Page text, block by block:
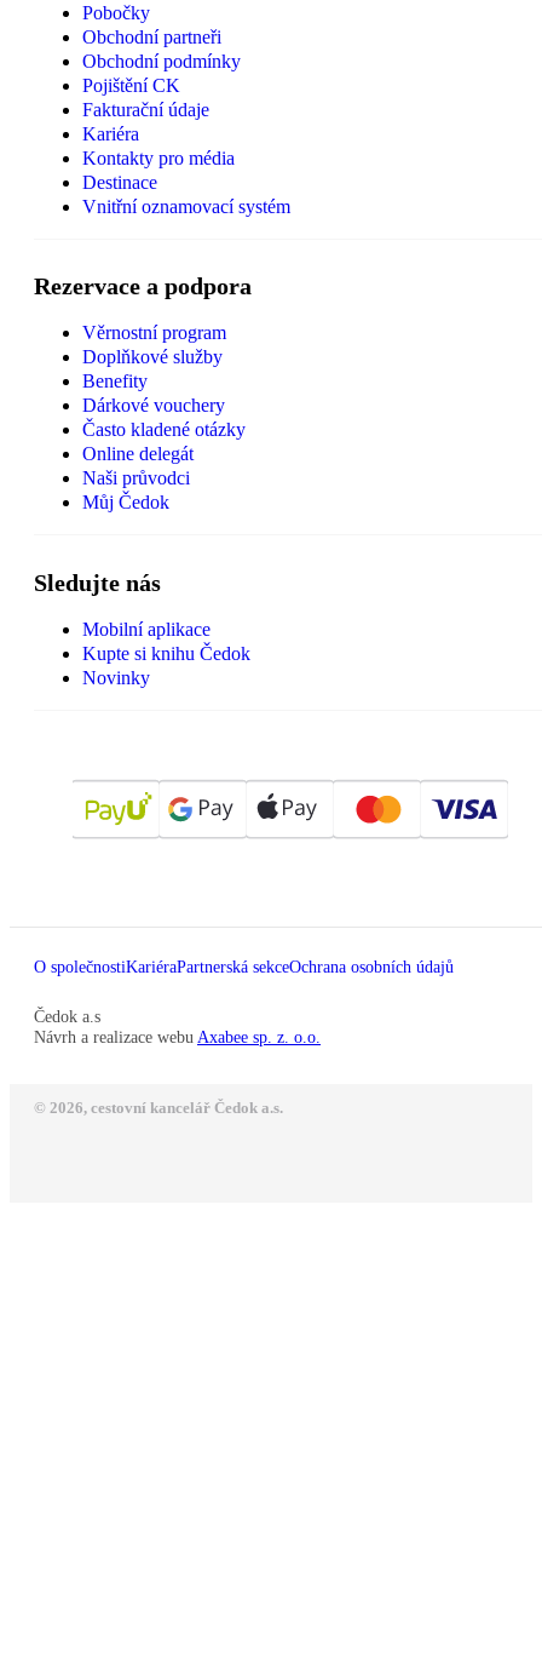
Pobočky
Obchodní partneři
Obchodní podmínky
Pojištění CK
Fakturační údaje
Kariéra
Kontakty pro média
Destinace
Vnitřní oznamovací systém
Rezervace a podpora
Věrnostní program
Doplňkové služby
Benefity
Dárkové vouchery
Často kladené otázky
Online delegát
Naši průvodci
Můj Čedok
Sledujte nás
Mobilní aplikace
Kupte si knihu Čedok
Novinky
O společnostiKariéraPartnerská sekceOchrana osobních údajů
Čedok a.s
Návrh a realizace webu Axabee sp. z. o.o.
© 2026, cestovní kancelář Čedok a.s.